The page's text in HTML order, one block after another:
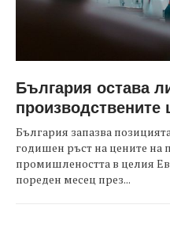
България остава
България запазва
годишен ръст на цените на
промишлеността в целия
пореден месец през...